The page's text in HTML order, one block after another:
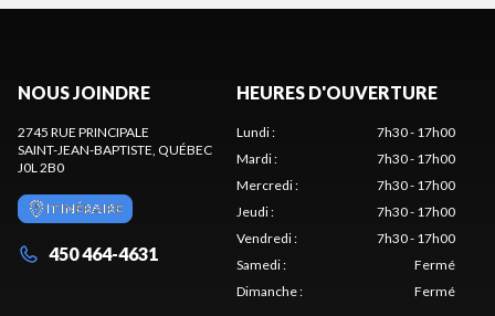
NOUS JOINDRE
2745 RUE PRINCIPALE
SAINT-JEAN-BAPTISTE , QUÉBEC
J0L 2B0
ITINÉRAIRE
450 464-4631
HEURES D'OUVERTURE
Lundi:
7h30 - 17h00
Mardi:
7h30 - 17h00
Mercredi:
7h30 - 17h00
Jeudi:
7h30 - 17h00
Vendredi:
7h30 - 17h00
Samedi:
Fermé
Dimanche: Fermé